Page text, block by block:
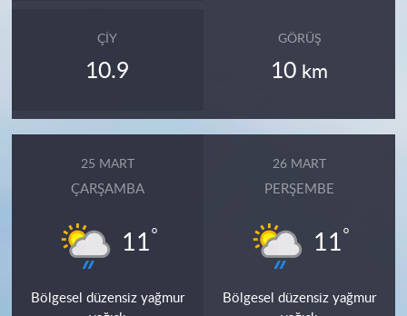
ÇIY
10.9
GÖRÜŞ
10 km
25 MART
ÇARŞAMBA
11°
Bölgesel düzensiz yağmur
26 MART
PERŞEMBE
11°
Bölgesel düzensiz yağmur